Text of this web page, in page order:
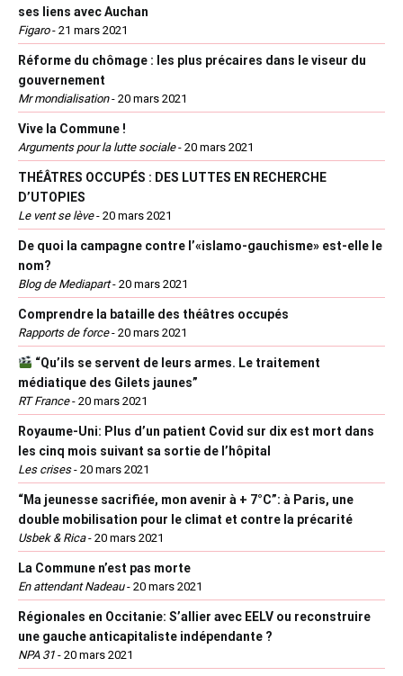
ses liens avec Auchan
Figaro- 21 mars 2021
Réforme du chômage : les plus précaires dans le viseur du
gouvernement
Mr mondialisation- 20 mars 2021
Vive la Commune !
Arguments pour la lutte sociale- 20 mars 2021
THÉÂTRES OCCUPÉS : DES LUTTES EN RECHERCHE
D’UTOPIES
Le vent se lève- 20 mars 2021
De quoi la campagne contre l’«islamo-gauchisme» est-elle le
nom?
Blog de Mediapart- 20 mars 2021
Comprendre la bataille des théâtres occupés
Rapports de force- 20 mars 2021
“Qu’ils se servent de leurs armes. Le traitement
médiatique des Gilets jaunes”
RT France- 20 mars 2021
Royaume-Uni: Plus d’un patient Covid sur dix est mort dans
les cinq mois suivant sa sortie de l’hôpital
Les crises- 20 mars 2021
“Ma jeunesse sacrifiée, mon avenir à + 7°C”: à Paris, une
double mobilisation pour le climat et contre la précarité
Usbek & Rica- 20 mars 2021
La Commune n’est pas morte
En attendant Nadeau- 20 mars 2021
Régionales en Occitanie: S’allier avec EELV ou reconstruire
une gauche anticapitaliste indépendante ?
NPA 31 - 20 mars 2021